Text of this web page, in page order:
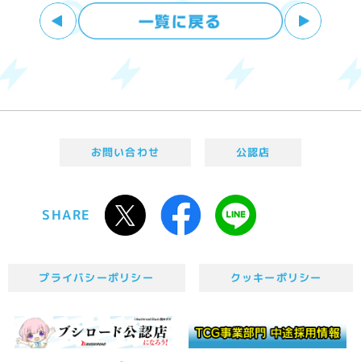
お問い合わせ 公認店
SHARE
プライバシーポリシー クッキーポリシー